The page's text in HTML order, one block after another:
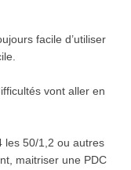
facile d’utiliser
vont aller en
les 50/1,2 ou autres
maitriser une PDC